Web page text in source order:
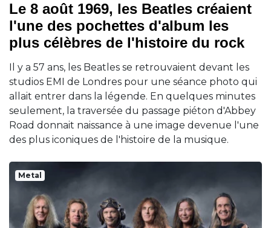
Le 8 août 1969, les Beatles créaient
l'une des pochettes d'album les
plus célèbres de l'histoire du rock
Il y a 57 ans, les Beatles se retrouvaient devant les
studios EMI de Londres pour une séance photo qui
allait entrer dans la légende. En quelques minutes
seulement, la traversée du passage piéton d'Abbey
Road donnait naissance à une image devenue l'une
des plus iconiques de l'histoire de la musique.
Metal